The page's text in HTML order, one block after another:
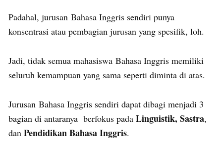
Padahal, jurusan Bahasa Inggris sendiri punya
konsentrasi atau pembagian jurusan yang spesifik, loh.
Jadi, tidak semua mahasiswa Bahasa Inggris memiliki
seluruh kemampuan yang sama seperti diminta di atas.
Jurusan Bahasa Inggris sendiri dapat dibagi menjadi 3
bagian di antaranya berfokus pada Linguistik, Sastra,
dan Pendidikan Bahasa Inggris.